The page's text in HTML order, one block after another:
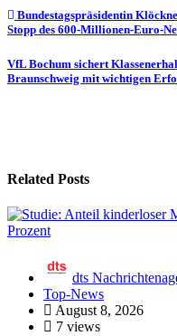
Bundestagspräsidentin
Stopp des 600-Millionen-Euro-
VfL Bochum sichert
Braunschweig mit wichtigen
Related Posts
dts
Top-News
August 8, 2026
7 views